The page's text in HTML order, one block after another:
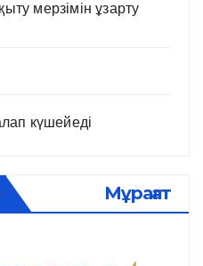
мерзімін ұзарту
күшейеді
Мұрағат